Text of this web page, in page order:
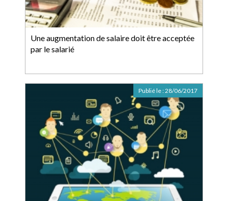
Une augmentation de salaire doit être acceptée
par le salarié
Publié le :28/06/2017